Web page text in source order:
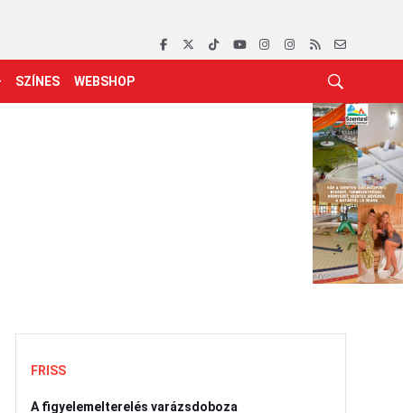
SZÍNES WEBSHOP
FRISS
A figyelemelterelés varázsdoboza